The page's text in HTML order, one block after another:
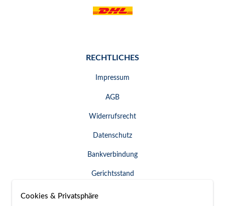
RECHTLICHES
Impressum
AGB
Widerrufsrecht
Datenschutz
Bankverbindung
Gerichtsstand
Widerruf erklären
Cookies & Privatsphäre